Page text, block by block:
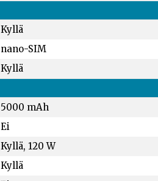
Kyllä
nano-SIM
Kyllä
5000 mAh
Ei
Kyllä, 120 W
Kyllä